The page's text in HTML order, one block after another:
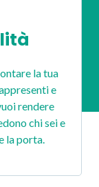
la tua
e
rendere
chi sei e
la porta.